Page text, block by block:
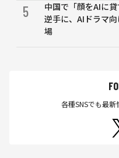
5
中国で「顔をAIに
逆手に、AIドラマ
場
各種SNSでも最